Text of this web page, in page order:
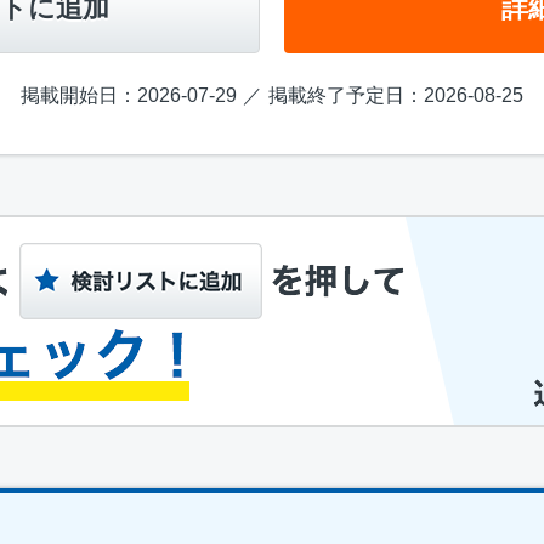
に追加 詳
掲載開始日：2026-07-29 掲載終了予定日：2026-08-25